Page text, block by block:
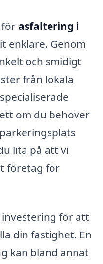
asfaltering i
enklare. Genom
och smidigt
från lokala
om du behöver
lita på att vi
företag för
för att
din fastighet. En
kan bland annat